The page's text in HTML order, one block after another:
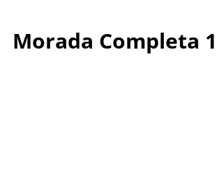
Morada Completa